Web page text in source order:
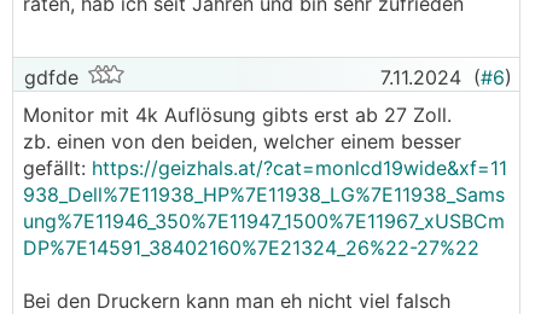
gdfde 7.11.2024 (#6)
Monitor mit 4k Auflösung gibts erst ab 27 Zoll.
zb. einen von den beiden, welcher einem besser
gefällt: https://geizhals.at/?cat=monlcd19wide&xf=11
938_Dell%7E11938_HP%7E11938_LG%7E11938_Sams
ung%7E11946_350%7E11947_1500%7E11967_xUSBCm
DP%7E14591_38402160%7E21324_26%22-27%22
Bei den Druckern kann man eh nicht viel falsch